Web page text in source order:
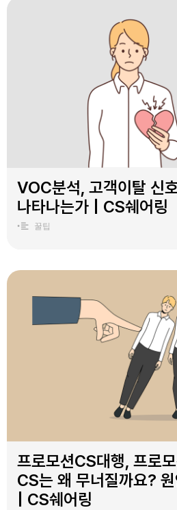
VOC분석, 고객이탈 신
나타나는가 | CS쉐어링
• 꿀팁
프로모션CS대행, 프로
CS는 왜 무너질까요?
| CS쉐어링